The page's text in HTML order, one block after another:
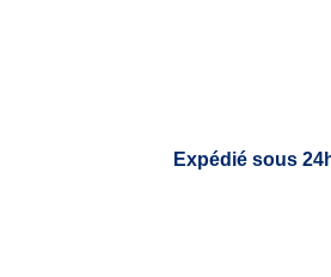
Expédié sous